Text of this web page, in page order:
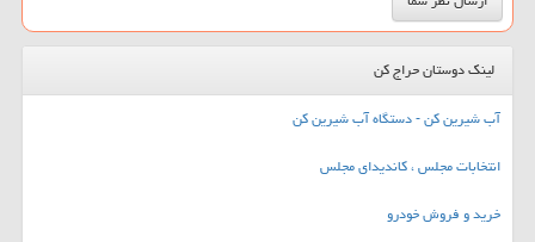
لینک دوستان حراج کن
آب شیرین کن - دستگاه آب شیرین کن
انتخابات مجلس ، کاندیدای مجلس
خرید و فروش خودرو